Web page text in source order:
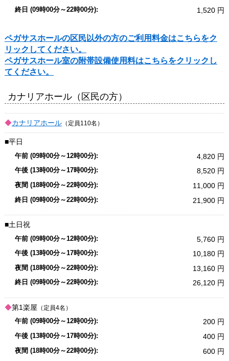
1,520
ペガサスホールの区民以外の方のご利用料金はこちらをク
リックしてください。
ペガサスホール室の附帯設備使用料はこちらをクリックし
てください。
カナリアホール（区民の方）
カナリアホール（定員110名）
平日
4,820
8,520
11,000
21,900
土日祝
5,760
10,180
13,160
26,120
第1楽屋 （定員4名）
200
400
600